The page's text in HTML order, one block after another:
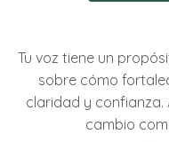
Tu voz tiene un
sobre cómo
claridad y confianza.
cambio